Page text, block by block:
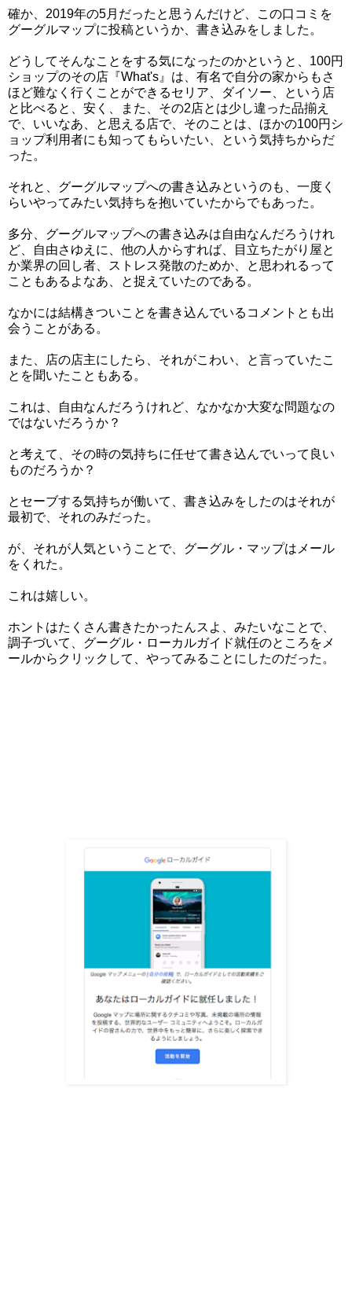
確か、2019年の5月だったと思うんだけど、この口コミを
グーグルマップに投稿というか、書き込みをしました。
どうしてそんなことをする気になったのかというと、100円
ショップのその店『What's』は、有名で自分の家からもさ
ほど難なく行くことができるセリア、ダイソー、という店
と比べると、安く、また、その2店とは少し違った品揃え
で、いいなあ、と思える店で、そのことは、ほかの100円シ
ョップ利用者にも知ってもらいたい、という気持ちからだ
った。
それと、グーグルマップへの書き込みというのも、一度く
らいやってみたい気持ちを抱いていたからでもあった。
多分、グーグルマップへの書き込みは自由なんだろうけれ
ど、自由さゆえに、他の人からすれば、目立ちたがり屋と
か業界の回し者、ストレス発散のためか、と思われるって
こともあるよなあ、と捉えていたのである。
なかには結構きついことを書き込んでいるコメントとも出
会うことがある。
また、店の店主にしたら、それがこわい、と言っていたこ
とを聞いたこともある。
これは、自由なんだろうけれど、なかなか大変な問題なの
ではないだろうか？
と考えて、その時の気持ちに任せて書き込んでいって良い
ものだろうか？
とセーブする気持ちが働いて、書き込みをしたのはそれが
最初で、それのみだった。
が、それが人気ということで、グーグル・マップはメール
をくれた。
これは嬉しい。
ホントはたくさん書きたかったんスよ、みたいなことで、
調子づいて、グーグル・ローカルガイド就任のところをメ
ールからクリックして、やってみることにしたのだった。